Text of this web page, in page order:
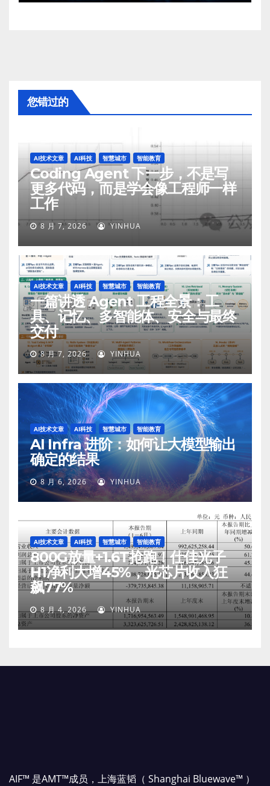
您错过的
AI技术文章 AI科技 智慧城市 智能教育
Coding Agent 下一步，不是写
更多代码，而是学会像工程师一样
工作
8 月 7, 2026 YINHUA
AI技术文章 AI科技 智慧城市 智能教育
一篇讲透 Agent 工程全景：工
具、记忆、多智能体、安全与最终
交付
8 月 7, 2026 YINHUA
AI技术文章 AI科技 智慧城市 智能教育
AI Infra 进阶：如何让大模型输出
确定的结果
8 月 6, 2026 YINHUA
AI技术文章 AI科技 智慧城市 智能教育
800G放量+1.6T抢跑！仕佳光子
H1净利大增45%，光芯片收入狂
飙77%
8 月 4, 2026 YINHUA
AIF™ 是AMT™成员，上海蓝韬（ Shanghai Bluewave™ ）